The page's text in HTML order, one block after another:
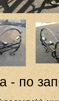
- по